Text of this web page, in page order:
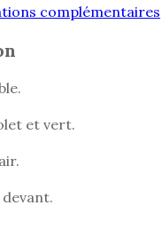
complémentaires
et vert.
devant.